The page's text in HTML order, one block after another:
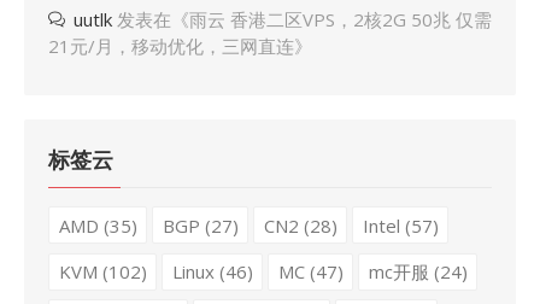
uutlk 发表在《雨云 香港二区VPS，2核2G 50兆 仅需
21元/月，移动优化，三网直连》
标签云
AMD (35) BGP (27) CN2 (28) Intel (57)
KVM (102) Linux(46) MC(47) mc开服 (24)